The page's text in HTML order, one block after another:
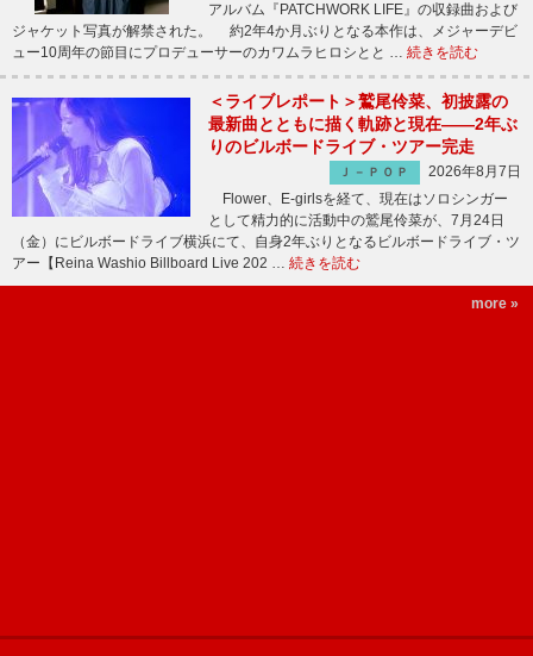
アルバム『PATCHWORK LIFE』の収録曲および
ジャケット写真が解禁された。 約2年4か月ぶりとなる本作は、メジャーデビ
ュー10周年の節目にプロデューサーのカワムラヒロシとと … 続きを読む
＜ライブレポート＞鷲尾伶菜、初披露の
最新曲とともに描く軌跡と現在――2年ぶ
りのビルボードライブ・ツアー完走
Ｊ－ＰＯＰ
2026年8月7日
Flower、E-girlsを経て、現在はソロシンガー
として精力的に活動中の鷲尾伶菜が、7月24日
（金）にビルボードライブ横浜にて、自身2年ぶりとなるビルボードライブ・ツ
アー【Reina Washio Billboard Live 202 … 続きを読む
more »